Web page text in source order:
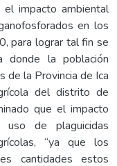
el impacto ambiental
en los
para lograr tal fin se
donde la población
de la Provincia de Ica
del distrito de
que el impacto
de plaguicidas
“ya que los
cantidades estos